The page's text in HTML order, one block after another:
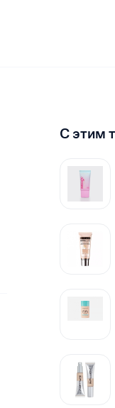
С этим